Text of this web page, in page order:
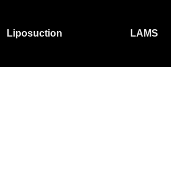
Liposuction LAMS